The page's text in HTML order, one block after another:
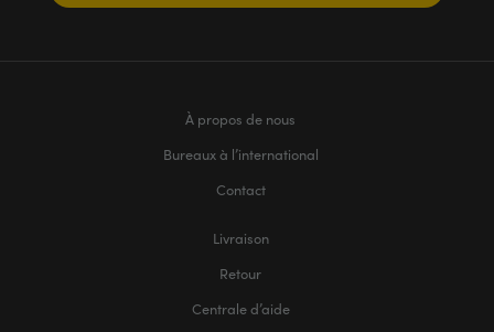
À propos de nous
Bureaux à l’international
Contact
Livraison
Retour
Centrale d’aide